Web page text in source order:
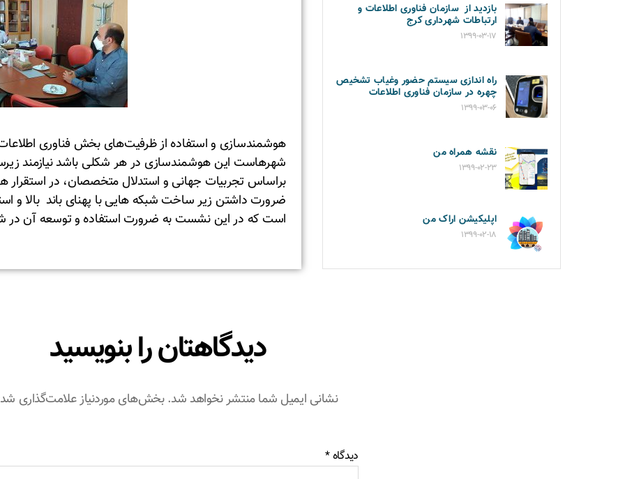
بازدید از سازمان فناوری اطلاعات و
ارتباطات شهرداری کرج
۱۳۹۹-۰۳-۱۷
راه اندازی سیستم حضور وغیاب تشخیص
چهره در سازمان فناوری اطلاعات
۱۳۹۹-۰۳-۰۶
نقشه همراه من
۱۳۹۹-۰۲-۲۳
اپلیکیشن اراک من
۱۳۹۹-۰۲-۱۸
هوشمندسازی و استفاده از ظرفیت‌های بخش فناوری
شهرهاست این هوشمندسازی در هر شکلی باشد نیازمند
براساس تجربیات جهانی و استدلال متخصصان، در
ضرورت داشتن زیر ساخت شبکه هایی با پهنای باند بالا و
است که در این نشست به ضرورت استفاده و توسعه آن در
دیدگاهتان را بنویسید
نشانی ایمیل شما منتشر نخواهد شد. بخش‌های موردنیاز علامت‌گذاری
دیدگاه*